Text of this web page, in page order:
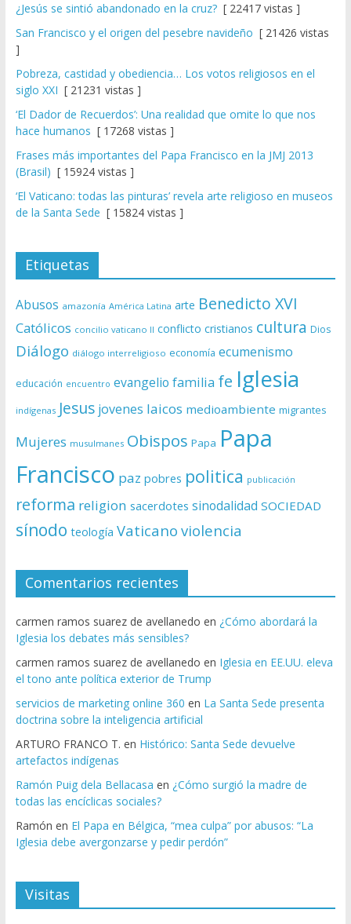
¿Jesús se sintió abandonado en la cruz?[ 22417 vistas ]
San Francisco y el origen del pesebre navideño [ 21426 vistas
]
Pobreza, castidad y obediencia… Los votos religiosos en el
siglo XXI [ 21231 vistas ]
‘El Dador de Recuerdos’: Una realidad que omite lo que nos
hace humanos [ 17268 vistas ]
Frases más importantes del Papa Francisco en la JMJ 2013
(Brasil) [ 15924 vistas ]
‘El Vaticano: todas las pinturas’ revela arte religioso en museos
de la Santa Sede [ 15824 vistas ]
Etiquetas
Abusos amazonía América Latina arte Benedicto XVI
Católicos concilio vaticano II conflicto cristianos cultura Dios
Diálogo diálogo interreligioso economía ecumenismo
educación encuentro evangelio familia fe Iglesia
indígenas Jesus jovenes laicos medioambiente migrantes
Mujeres musulmanes Obispos Papa Papa
Francisco paz pobres politica publicación
reforma religion sacerdotes sinodalidad SOCIEDAD
sínodo teología Vaticano violencia
Comentarios recientes
carmen ramos suarez de avellanedo en ¿Cómo abordará la
Iglesia los debates más sensibles?
carmen ramos suarez de avellanedo en Iglesia en EE.UU. eleva
el tono ante política exterior de Trump
servicios de marketing online 360 en La Santa Sede presenta
doctrina sobre la inteligencia artificial
ARTURO FRANCO T. en Histórico: Santa Sede devuelve
artefactos indígenas
Ramón Puig dela Bellacasa en ¿Cómo surgió la madre de
todas las encíclicas sociales?
Ramón en El Papa en Bélgica, “mea culpa” por abusos: “La
Iglesia debe avergonzarse y pedir perdón”
Visitas